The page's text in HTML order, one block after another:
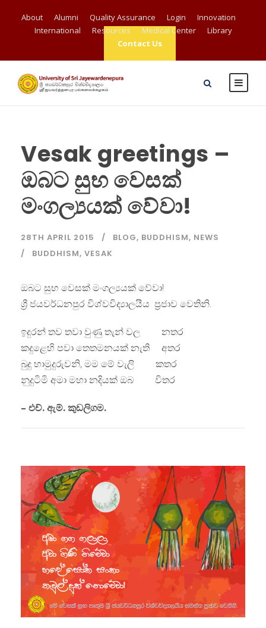
About Alumni Quality Assurance Login
Innovation
International
Resources Medical Center
Library
Contact Us
Vesak greetings –
ඔබට සුභ වෙසක්
මංගල්‍යයක් වේවා!
28TH APRIL 2015 BLOG, BUDDHISM, NEWS
BUDDHISM, VESAK
ඔබට සුභ වෙසක් මංගල්‍යයක් වේවා!
ශ්‍රී ජයවර්ධනපුර විශ්වවිද්‍යාලයීය ප්‍රජාව වෙතිනි.
ඉදුරන් තව තවා වුණු තැන් වල නතර
කදුළෙහි පවා තෙතමනයක් නැති අතර
බුදු හාමුදුරුවනි, මම මේ වැලි කතර
නුදුටිමි අමා මහා නදියක් ඔබ විතර
– එච්. ඇම්. කුඩලිගම.